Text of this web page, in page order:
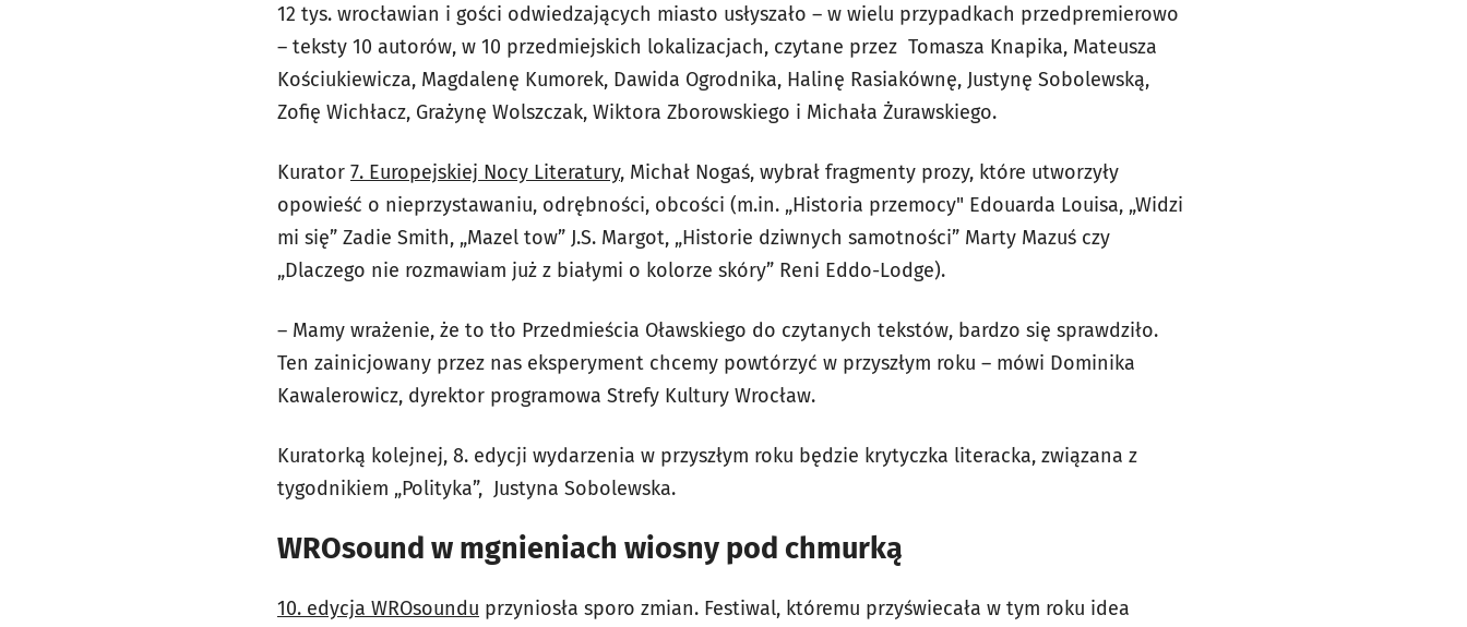
12 tys. wrocławian i gości odwiedzających miasto usłyszało – w wielu przypadkach przedpremierowo
– teksty 10 autorów, w 10 przedmiejskich lokalizacjach, czytane przez Tomasza Knapika, Mateusza
Kościukiewicza, Magdalenę Kumorek, Dawida Ogrodnika, Halinę Rasiakównę, Justynę Sobolewską,
Zofię Wichłacz, Grażynę Wolszczak, Wiktora Zborowskiego i Michała Żurawskiego.
Kurator 7. Europejskiej Nocy Literatury, Michał Nogaś, wybrał fragmenty prozy, które utworzyły
opowieść o nieprzystawaniu, odrębności, obcości (m.in. „Historia przemocy" Edouarda Louisa, „Widzi
mi się” Zadie Smith, „Mazel tow” J.S. Margot, „Historie dziwnych samotności” Marty Mazuś czy
„Dlaczego nie rozmawiam już z białymi o kolorze skóry” Reni Eddo-Lodge).
– Mamy wrażenie, że to tło Przedmieścia Oławskiego do czytanych tekstów, bardzo się sprawdziło.
Ten zainicjowany przez nas eksperyment chcemy powtórzyć w przyszłym roku – mówi Dominika
Kawalerowicz, dyrektor programowa Strefy Kultury Wrocław.
Kuratorką kolejnej, 8. edycji wydarzenia w przyszłym roku będzie krytyczka literacka, związana z
tygodnikiem „Polityka”, Justyna Sobolewska.
WROsound w mgnieniach wiosny pod chmurką
10. edycja WROsoundu przyniosła sporo zmian. Festiwal, któremu przyświecała w tym roku idea